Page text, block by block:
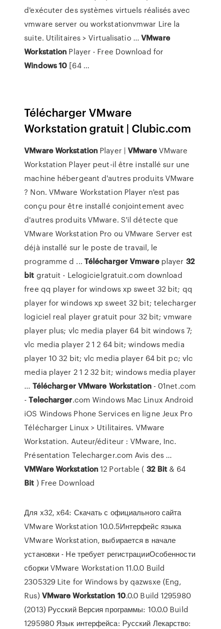
d'exécuter des systèmes virtuels réalisés avec
vmware server ou workstationvmwar Lire la
suite. Utilitaires > Virtualisatio ...VMware
Workstation Player - Free Download for
Windows10 [64 ...
Télécharger VMware
Workstation gratuit | Clubic.com
VMwareWorkstation Player |VMwareVMware
Workstation Player peut-il être installé sur une
machine hébergeant d'autres produits VMware
? Non. VMware Workstation Player n'est pas
conçu pour être installé conjointement avec
d'autres produits VMware. S'il détecte que
VMware Workstation Pro ou VMware Server est
déjà installé sur le poste de travail, le
programme d ... TéléchargerVmwareplayer 32
bit gratuit - Lelogicielgratuit.com download
free qq player for windows xp sweet 32 bit; qq
player for windows xp sweet 32 bit; telecharger
logiciel real player gratuit pour 32 bit; vmware
player plus; vlc media player 64 bit windows 7;
vlc media player 2 1 2 64 bit; windows media
player 10 32 bit; vlc media player 64 bit pc; vlc
media player 2 1 2 32 bit; windows media player
... Télécharger VMware Workstation- 01net.com
-Telecharger.com Windows Mac Linux Android
iOS Windows Phone Services en ligne Jeux Pro
Télécharger Linux > Utilitaires. VMware
Workstation. Auteur/éditeur : VMware, Inc.
Présentation Telecharger.com Avis des ...
VMWareWorkstation12 Portable ( 32 Bit & 64
Bit ) Free Download
Для x32, x64: Скачать с официального сайта
VMware Workstation 10.0.5Интерфейс языка
VMware Workstation, выбирается в начале
установки - Не требует регистрацииОсобенности
сборки VMware Workstation 11.0.0 Build
2305329 Lite for Windows by qazwsxe (Eng,
Rus) VMware Workstation 10.0.0 Build 1295980
(2013) Русский Версия программы: 10.0.0 Build
1295980 Язык интерфейса: Русский Лекарство: